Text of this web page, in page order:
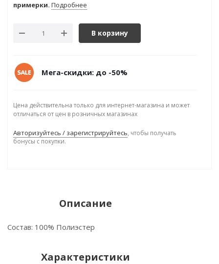
примерки. Подробнее
В корзину
Мега-скидки: до -50%
Цена действительна только для интернет-магазина и может
отличаться от цен в розничных магазинах
Авторизуйтесь / зарегистрируйтесь, чтобы получать
бонусы с покупки.
Описание
Состав: 100% Полиэстер
Характеристики